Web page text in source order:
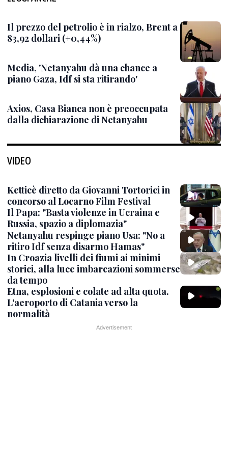
Il prezzo del petrolio è in rialzo, Brent a
83,92 dollari (+0,44%)
Media, 'Netanyahu dà una chance a
piano Gaza, Idf si sta ritirando'
Axios, Casa Bianca non è preoccupata
dalla dichiarazione di Netanyahu
VIDEO
Ketticè diretto da Giovanni Tortorici in
concorso al Locarno Film Festival
Il Papa: "Basta violenze in Ucraina e
Russia, spazio a diplomazia"
Netanyahu respinge piano Usa: "No a
ritiro Idf senza disarmo Hamas"
In Croazia livelli dei fiumi ai minimi
storici, alla luce imbarcazioni sommerse
da tempo
Etna, esplosioni e colate ad alta quota.
L'aeroporto di Catania verso la
normalità